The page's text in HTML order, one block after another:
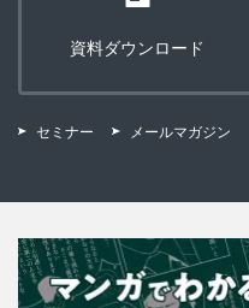
資料ダウンロード
セミナー メールマガジン